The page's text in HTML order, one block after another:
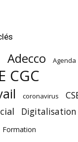
Adecco Agenda
CGC
coronavirus
Digitalisation
Formation